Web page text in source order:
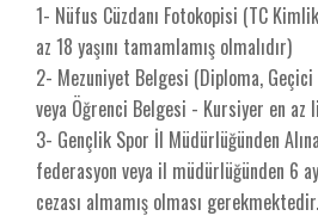
1- Nüfus Cüzdanı Fotokopisi (TC
az 18 yaşını tamamlamış olmalıdır)
2- Mezuniyet Belgesi (Diploma, Geçici
veya Öğrenci Belgesi - Kursiyer en az
3- Gençlik Spor İl Müdürlüğünden
federasyon veya il müdürlüğünden 6
cezası almamış olması